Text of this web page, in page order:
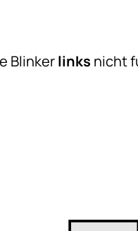
Blinkerlinks nicht